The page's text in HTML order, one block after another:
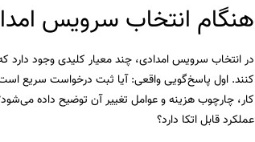
هنگام انتخاب سرویس
در انتخاب سرویس امدادی، چند معیار کلیدی وجود
کنند. اول پاسخ‌گویی واقعی: آیا ثبت درخواست سریع
کار، چارچوب هزینه و عوامل تغییر آن توضیح داده
عملکرد قابل اتکا دارد؟